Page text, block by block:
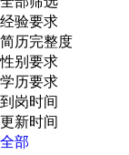
经验要求
简历完整度
性别要求
学历要求
到岗时间
更新时间
全部